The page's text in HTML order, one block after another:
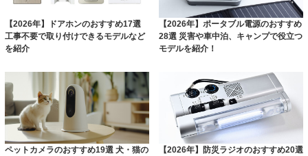
【2026年】ドアホンのおすすめ17選
工事不要で取り付けできるモデルなど
を紹介
【2026年】ポータブル電源のおすすめ
28選 災害や車中泊、キャンプで役立つ
モデルを紹介！
ペットカメラのおすすめ19選 犬・猫の
【2026年】防災ラジオのおすすめ20選